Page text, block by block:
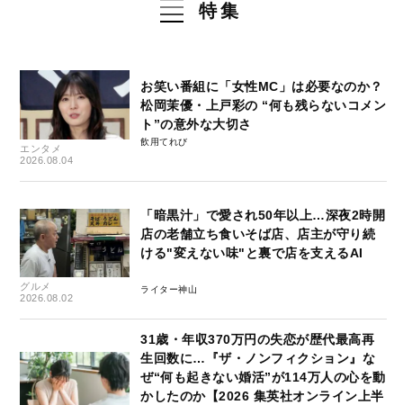
特集
エンタメ
2026.08.04
お笑い番組に「女性MC」は必要なのか？
松岡茉優・上戸彩の “何も残らないコメン
ト”の意外な大切さ
飲用てれび
グルメ
2026.08.02
「暗黒汁」で愛され50年以上…深夜2時開
店の老舗立ち食いそば店、店主が守り続
ける"変えない味"と裏で店を支えるAI
ライター神山
31歳・年収370万円の失恋が歴代最高再
生回数に…『ザ・ノンフィクション』な
ぜ“何も起きない婚活”が114万人の心を動
かしたのか【2026 集英社オンライン上半